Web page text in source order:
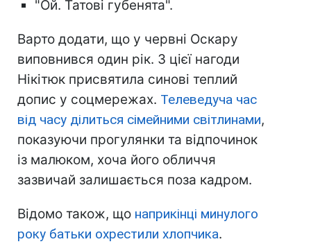
"Ой. Татові губенята".
Варто додати, що у червні Оскару
виповнився один рік. З цієї нагоди
Нікітюк присвятила синові теплий
допис у соцмережах. Телеведуча час
від часу ділиться сімейними світлинами,
показуючи прогулянки та відпочинок
із малюком, хоча його обличчя
зазвичай залишається поза кадром.
Відомо також, що наприкінці минулого
року батьки охрестили хлопчика.